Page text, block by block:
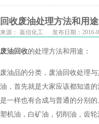
回收废油处理方法和用途
来源： 嘉信化工 发布日期：2016-
废油回收的处理方法和用途：
废油品的分类，废油回收处理
油，首先就是大家应该都知道
是一样也有合成与普通的分别
塑机油，白矿油，切削油，齿轮